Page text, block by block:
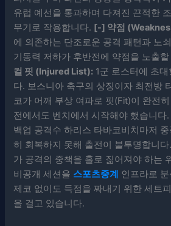
유럽 예선을 통과하며 다져진 끈적한
무기로 작용합니다. [-] 약점
에 의존하는 단조로운 공격 패턴과 노
기동력 저하가 후반전에 약점을 노출
컬 핏 (Injured List): 1군 로스터에 초
다. 보스니아 축구의 상징이자 최전방
코가 어깨 부상 여파로 핏(Fit)이 완전
전에서도 벤치에서 시작해야 했습니다
백업 공격수 하리스 타바코비치마저
히 회복하지 못해 출전이 불투명합니
가 공격의 중책을 홀로 짊어져야 하는
비공개 세션을 스포츠중계 인프라로
제코 없이도 득점을 짜내기 위한 세트
을 걸고 있습니다.